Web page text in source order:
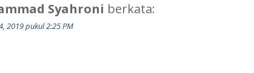
Syahroni berkata:
2019 pukul 2:25 PM